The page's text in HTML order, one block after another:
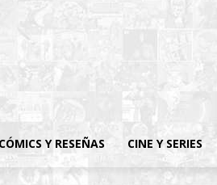
CÓMICS Y RESEÑAS CINE Y SERIES